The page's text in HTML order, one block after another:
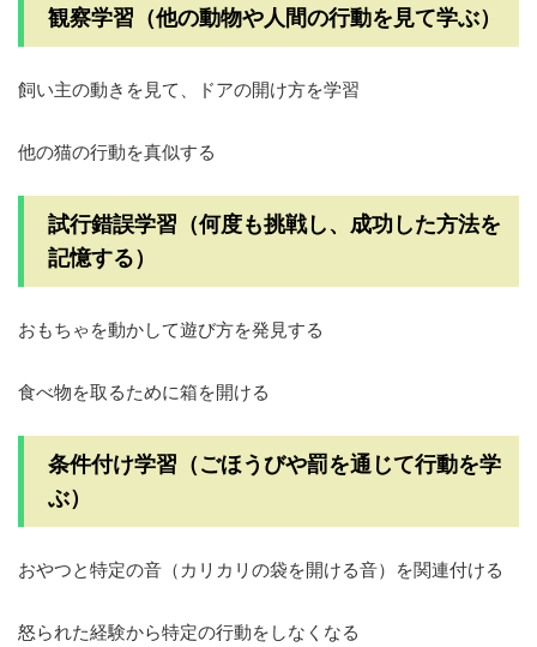
観察学習 （他の動物や人間の行動を見て学ぶ）
飼い主の動きを見て、ドアの開け方を学習
他の猫の行動を真似する
試行錯誤学習 （何度も挑戦し、成功した方法を
記憶する）
おもちゃを動かして遊び方を発見する
食べ物を取るために箱を開ける
条件付け学習 （ごほうびや罰を通じて行動を学
ぶ）
おやつと特定の音（カリカリの袋を開ける音）を関連付ける
怒られた経験から特定の行動をしなくなる